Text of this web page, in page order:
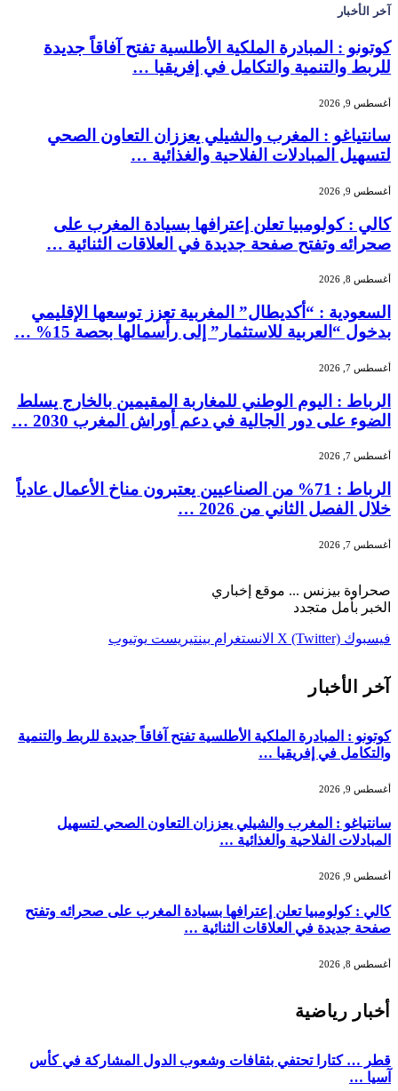
آخر الأخبار
كوتونو : المبادرة الملكية الأطلسية تفتح آفاقاً جديدة
للربط والتنمية والتكامل في إفريقيا …
أغسطس 9, 2026
سانتياغو : المغرب والشيلي يعززان التعاون الصحي
لتسهيل المبادلات الفلاحية والغذائية …
أغسطس 9, 2026
كالي : كولومبيا تعلن إعترافها بسيادة المغرب على
صحرائه وتفتح صفحة جديدة في العلاقات الثنائية …
أغسطس 8, 2026
السعودية : “أكديطال” المغربية تعزز توسعها الإقليمي
بدخول “العربية للاستثمار” إلى رأسمالها بحصة 15% …
أغسطس 7, 2026
الرباط : اليوم الوطني للمغاربة المقيمين بالخارج يسلط
الضوء على دور الجالية في دعم أوراش المغرب 2030 …
أغسطس 7, 2026
الرباط : 71% من الصناعيين يعتبرون مناخ الأعمال عادياً
خلال الفصل الثاني من 2026 …
أغسطس 7, 2026
صحراوة بيزنس ... موقع إخباري
الخبر بأمل متجدد
فيسبوك X (Twitter) الانستغرام بينتيريست يوتيوب
آخر الأخبار
كوتونو : المبادرة الملكية الأطلسية تفتح آفاقاً جديدة للربط والتنمية
والتكامل في إفريقيا …
أغسطس 9, 2026
سانتياغو : المغرب والشيلي يعززان التعاون الصحي لتسهيل
المبادلات الفلاحية والغذائية …
أغسطس 9, 2026
كالي : كولومبيا تعلن إعترافها بسيادة المغرب على صحرائه وتفتح
صفحة جديدة في العلاقات الثنائية …
أغسطس 8, 2026
أخبار رياضية
قطر … كتارا تحتفي بثقافات وشعوب الدول المشاركة في كأس
آسيا …